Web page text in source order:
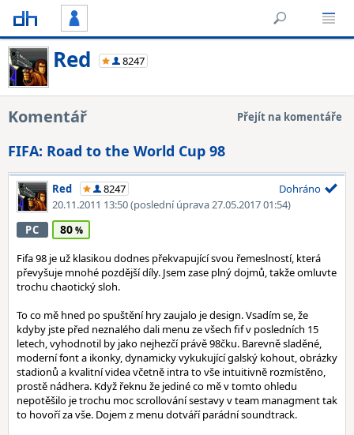
Red 8247
Komentář Přejít na komentáře
FIFA: Road to the World Cup 98
Red
8247
20.11.2011 13:50(poslední úprava 27.05.2017 01:54)
Dohráno
PC 80
Fifa 98 je už klasikou dodnes překvapující svou řemeslností, která
převyšuje mnohé pozdější díly. Jsem zase plný dojmů, takže omluvte
trochu chaotický sloh.
To co mě hned po spuštění hry zaujalo je design. Vsadím se, že
kdyby jste před neznalého dali menu ze všech fif v posledních 15
letech, vyhodnotil by jako nejhezčí právě 98čku. Barevně sladěné,
moderní font a ikonky, dynamicky vykukující galský kohout, obrázky
stadionů a kvalitní videa včetně intra to vše intuitivně rozmístěno,
prostě nádhera. Když řeknu že jediné co mě v tomto ohledu
nepotěšilo je trochu moc scrollování sestavy v team managment tak
to hovoří za vše. Dojem z menu dotváří parádní soundtrack.